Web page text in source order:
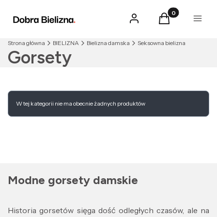
Zaloguj sięProdukty w
Koszyk Menu
Strona główna BIELIZNA Bielizna damska Seksowna bielizna
Gorsety
Lista produktów
W tej kategorii nie ma obecnie żadnych produktów
Modne gorsety damskie
Historia gorsetów sięga dość odległych czasów, ale na